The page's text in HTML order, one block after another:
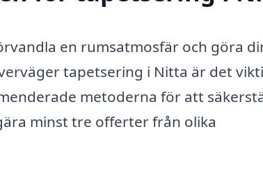
en rumsatmosfär och göra
tapetsering i Nitta är det
metoderna för att
minst tre offerter från olika